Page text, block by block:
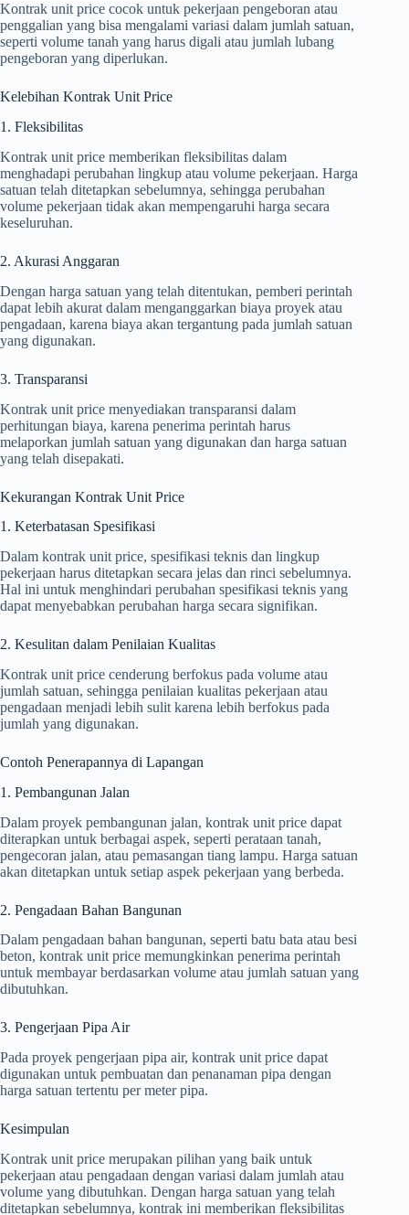
Kontrak unit price cocok untuk pekerjaan pengeboran atau
penggalian yang bisa mengalami variasi dalam jumlah satuan,
seperti volume tanah yang harus digali atau jumlah lubang
pengeboran yang diperlukan.
Kelebihan Kontrak Unit Price
1. Fleksibilitas
Kontrak unit price memberikan fleksibilitas dalam
menghadapi perubahan lingkup atau volume pekerjaan. Harga
satuan telah ditetapkan sebelumnya, sehingga perubahan
volume pekerjaan tidak akan mempengaruhi harga secara
keseluruhan.
2. Akurasi Anggaran
Dengan harga satuan yang telah ditentukan, pemberi perintah
dapat lebih akurat dalam menganggarkan biaya proyek atau
pengadaan, karena biaya akan tergantung pada jumlah satuan
yang digunakan.
3. Transparansi
Kontrak unit price menyediakan transparansi dalam
perhitungan biaya, karena penerima perintah harus
melaporkan jumlah satuan yang digunakan dan harga satuan
yang telah disepakati.
Kekurangan Kontrak Unit Price
1. Keterbatasan Spesifikasi
Dalam kontrak unit price, spesifikasi teknis dan lingkup
pekerjaan harus ditetapkan secara jelas dan rinci sebelumnya.
Hal ini untuk menghindari perubahan spesifikasi teknis yang
dapat menyebabkan perubahan harga secara signifikan.
2. Kesulitan dalam Penilaian Kualitas
Kontrak unit price cenderung berfokus pada volume atau
jumlah satuan, sehingga penilaian kualitas pekerjaan atau
pengadaan menjadi lebih sulit karena lebih berfokus pada
jumlah yang digunakan.
Contoh Penerapannya di Lapangan
1. Pembangunan Jalan
Dalam proyek pembangunan jalan, kontrak unit price dapat
diterapkan untuk berbagai aspek, seperti perataan tanah,
pengecoran jalan, atau pemasangan tiang lampu. Harga satuan
akan ditetapkan untuk setiap aspek pekerjaan yang berbeda.
2. Pengadaan Bahan Bangunan
Dalam pengadaan bahan bangunan, seperti batu bata atau besi
beton, kontrak unit price memungkinkan penerima perintah
untuk membayar berdasarkan volume atau jumlah satuan yang
dibutuhkan.
3. Pengerjaan Pipa Air
Pada proyek pengerjaan pipa air, kontrak unit price dapat
digunakan untuk pembuatan dan penanaman pipa dengan
harga satuan tertentu per meter pipa.
Kesimpulan
Kontrak unit price merupakan pilihan yang baik untuk
pekerjaan atau pengadaan dengan variasi dalam jumlah atau
volume yang dibutuhkan. Dengan harga satuan yang telah
ditetapkan sebelumnya, kontrak ini memberikan fleksibilitas